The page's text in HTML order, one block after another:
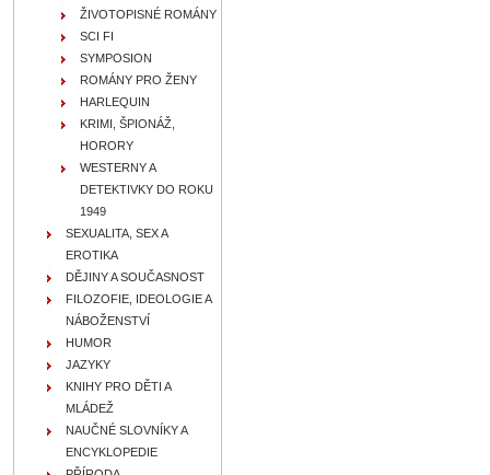
ŽIVOTOPISNÉ ROMÁNY
SCI FI
SYMPOSION
ROMÁNY PRO ŽENY
HARLEQUIN
KRIMI, ŠPIONÁŽ,
HORORY
WESTERNY A
DETEKTIVKY DO ROKU
1949
SEXUALITA, SEX A
EROTIKA
DĚJINY A SOUČASNOST
FILOZOFIE, IDEOLOGIE A
NÁBOŽENSTVÍ
HUMOR
JAZYKY
KNIHY PRO DĚTI A
MLÁDEŽ
NAUČNÉ SLOVNÍKY A
ENCYKLOPEDIE